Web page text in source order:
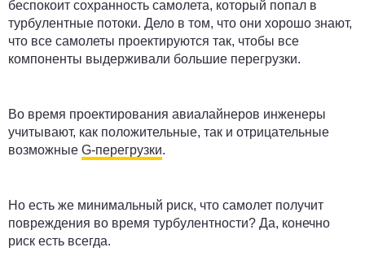
беспокоит сохранность самолета, который попал в
турбулентные потоки. Дело в том, что они хорошо знают,
что все самолеты проектируются так, чтобы все
компоненты выдерживали большие перегрузки.
Во время проектирования авиалайнеров инженеры
учитывают, как положительные, так и отрицательные
возможные G-перегрузки.
Но есть же минимальный риск, что самолет получит
повреждения во время турбулентности? Да, конечно
риск есть всегда.